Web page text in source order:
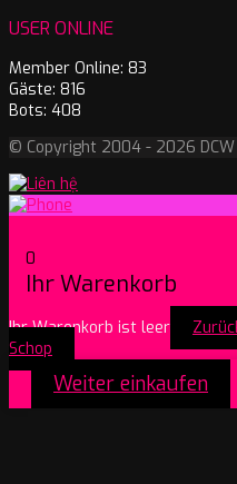
USER ONLINE
Member Online: 83
Gäste: 816
Bots: 408
© Copyright 2004 - 2026
0
Ihr Warenkorb
Ihr Warenkorb ist leer
Schop
Weiter einkaufen